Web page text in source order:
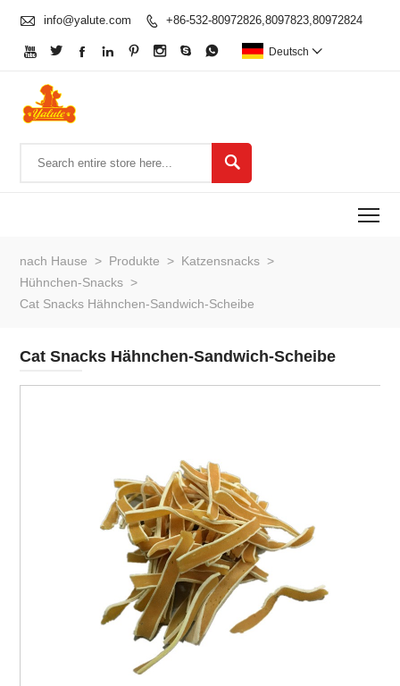
 info@yalute.com  +86-532-80972826,8097823,80972824
        Deutsch 

nach Hause > Produkte > Katzensnacks >
Hühnchen-Snacks >
Cat Snacks Hähnchen-Sandwich-Scheibe
Cat Snacks Hähnchen-Sandwich-Scheibe